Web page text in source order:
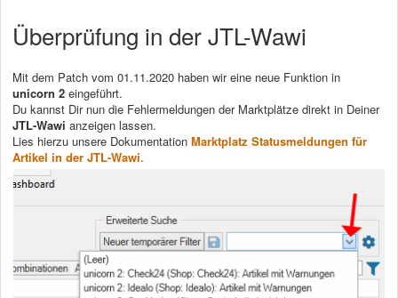
Überprüfung in der JTL-Wawi
Mit dem Patch vom 01.11.2020 haben wir eine neue Funktion in
unicorn 2 eingeführt.
Du kannst Dir nun die Fehlermeldungen der Marktplätze direkt in Deiner
JTL-Wawi anzeigen lassen.
Lies hierzu unsere Dokumentation Marktplatz Statusmeldungen für
Artikel in der JTL-Wawi.